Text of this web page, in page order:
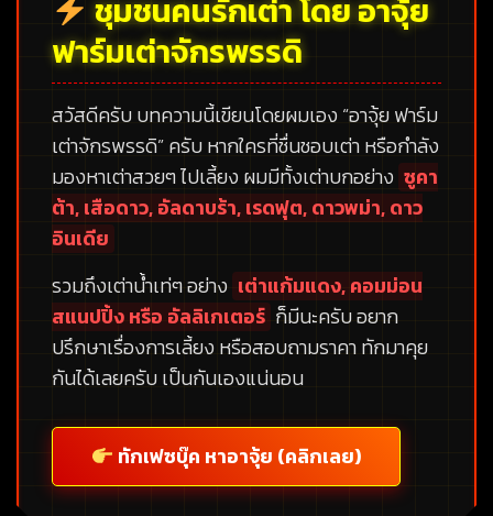
ชุมชนคนรักเต่า โดย อาจุ้ย
ฟาร์มเต่าจักรพรรดิ
สวัสดีครับ บทความนี้เขียนโดยผมเอง “อาจุ้ย ฟาร์ม
เต่าจักรพรรดิ”ครับ หากใครที่ชื่นชอบเต่า หรือกำลัง
มองหาเต่าสวยๆ ไปเลี้ยง ผมมีทั้งเต่าบกอย่าง ซูคา
ต้า, เสือดาว, อัลดาบร้า, เรดฟุต, ดาวพม่า, ดาว
อินเดีย
รวมถึงเต่าน้ำเท่ๆ อย่าง เต่าแก้มแดง, คอมม่อน
สแนปปิ้ง หรือ อัลลิเกเตอร์ ก็มีนะครับ อยาก
ปรึกษาเรื่องการเลี้ยง หรือสอบถามราคา ทักมาคุย
กันได้เลยครับ เป็นกันเองแน่นอน
ทักเฟซบุ๊ค หาอาจุ้ย (คลิกเลย)